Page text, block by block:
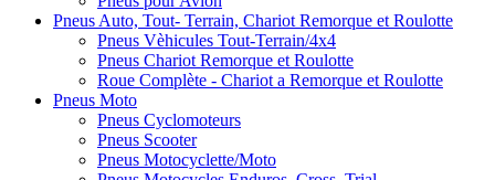
Pneus Auto, Tout- Terrain, Chariot Remorque et Roulotte
Pneus Vèhicules Tout-Terrain/4x4
Pneus Chariot Remorque et Roulotte
Roue Complète - Chariot a Remorque et Roulotte
Pneus Moto
Pneus Cyclomoteurs
Pneus Scooter
Pneus Motocyclette/Moto